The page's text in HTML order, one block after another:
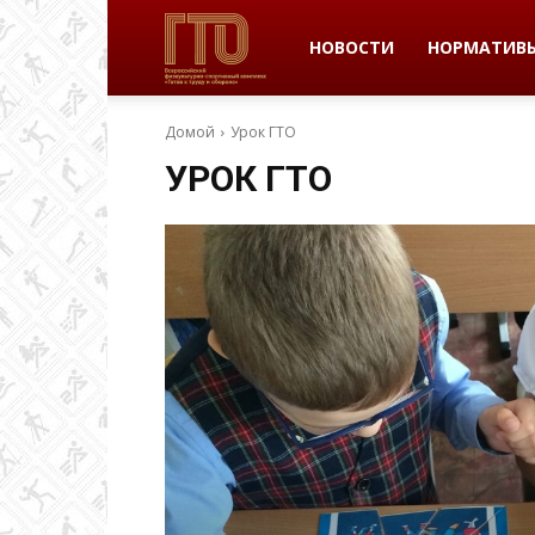
ВФСК
ГТО
в
Пермском
крае
НОВОСТИ
Домой Урок ГТО
УРОК ГТО